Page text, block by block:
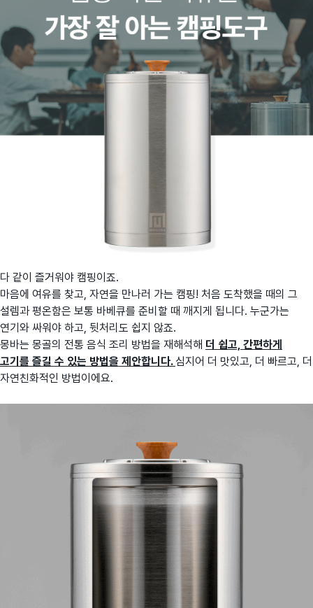
다 같이 즐거워야 캠핑이죠.
마음에 여유를 찾고, 자연을 만나러 가는 캠핑! 처음 도착했을 때의 그
설렘과 평온함은 보통 바베큐를 준비할 때 깨지게 됩니다. 누군가는
연기와 싸워야 하고, 뒷처리도 쉽지 않죠.
몽바는 몽골의 전통 음식 조리 방법을 재해석해 더 쉽고, 간편하게
고기를 즐길 수 있는 방법을 제안합니다. 심지어 더 맛있고, 더 빠르고, 더
자연친화적인 방법이에요.